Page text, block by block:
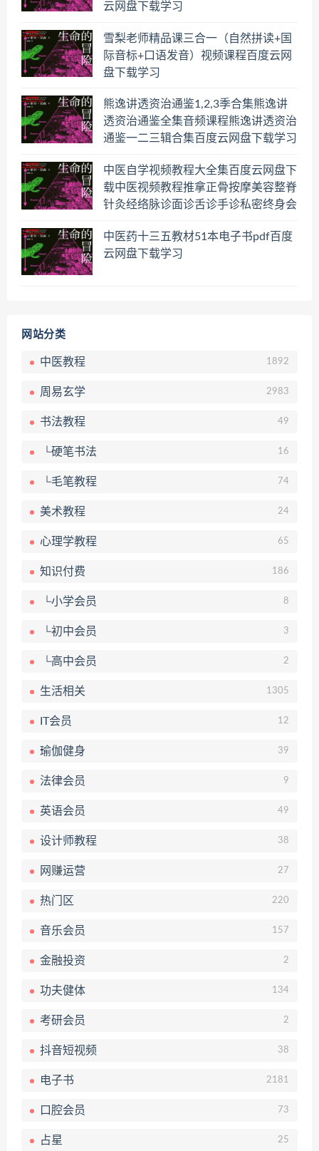
云网盘下载学习
雪梨老师精品课三合一（自然拼读+国
际音标+口语发音）视频课程百度云网
盘下载学习
熊逸讲透资治通鉴1,2,3季合集熊逸讲
透资治通鉴全集音频课程熊逸讲透资治
通鉴一二三辑合集百度云网盘下载学习
中医自学视频教程大全集百度云网盘下
载中医视频教程推拿正骨按摩美容整脊
针灸经络脉诊面诊舌诊手诊私密终身会
中医药十三五教材51本电子书pdf百度
云网盘下载学习
网站分类
中医教程 1892
周易玄学 2983
书法教程 49
└硬笔书法 16
└毛笔教程 74
美术教程 24
心理学教程 65
知识付费 186
└小学会员 8
└初中会员 3
└高中会员 2
生活相关 1305
IT会员 12
瑜伽健身 39
法律会员 9
英语会员 49
设计师教程 38
网赚运营 27
热门区 220
音乐会员 157
金融投资 2
功夫健体 134
考研会员 2
抖音短视频 38
电子书 2181
口腔会员 73
占星 25